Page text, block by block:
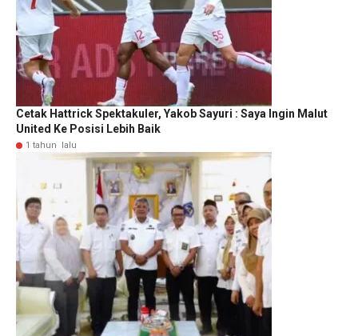
Cetak Hattrick Spektakuler, Yakob Sayuri : Saya Ingin Malut
United Ke Posisi Lebih Baik
1 tahun lalu